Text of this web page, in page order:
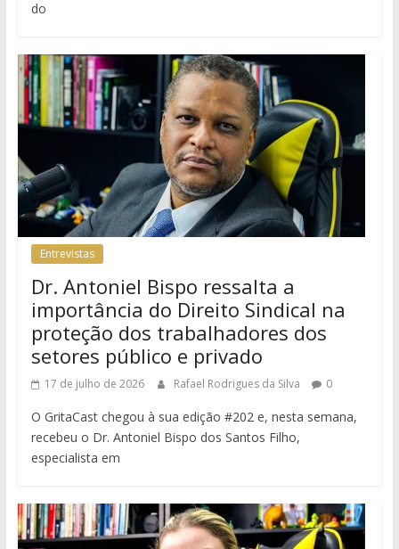
do
Entrevistas
Dr. Antoniel Bispo ressalta a
importância do Direito Sindical na
proteção dos trabalhadores dos
setores público e privado
17 de julho de 2026 Rafael Rodrigues da Silva 0
O GritaCast chegou à sua edição #202 e, nesta semana,
recebeu o Dr. Antoniel Bispo dos Santos Filho,
especialista em